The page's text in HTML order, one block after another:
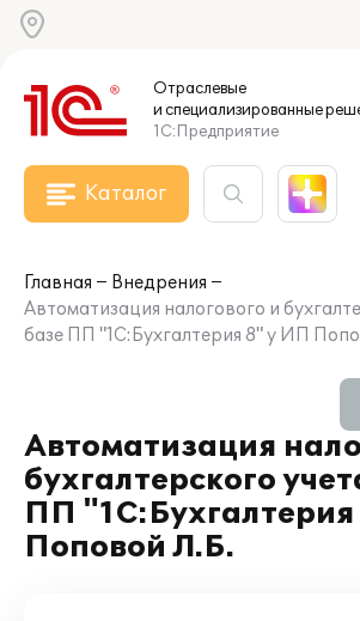
Отраслевые
и специализированные
1С:Предприятие
Каталог
Главная
Внедрения
Автоматизация налогового и
базе ПП "1С:Бухгалтерия 8" у ИП
Автоматизация
бухгалтерского
ПП
Поповой Л.Б.